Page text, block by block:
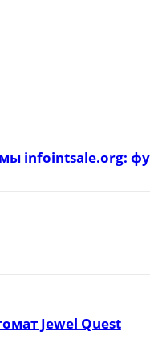
infointsale.org:
Jewel Quest